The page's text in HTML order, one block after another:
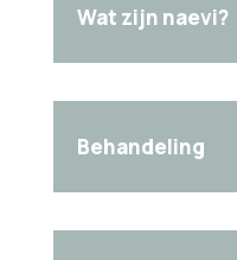
Wat zijn naevi?
Behandeling